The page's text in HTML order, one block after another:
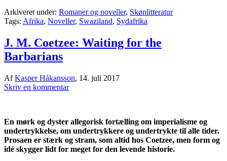
Arkiveret under: Romaner og noveller, Skønlitteratur
Tags: Afrika, Noveller, Swaziland, Sydafrika
J. M. Coetzee: Waiting for the
Barbarians
AfKasper Håkansson, 14. juli 2017
Skriv en kommentar
En mørk og dyster allegorisk fortælling om imperialisme og
undertrykkelse, om undertrykkere og undertrykte til alle tider.
Prosaen er stærk og stram, som altid hos Coetzee, men form og
idé skygger lidt for meget for den levende historie.